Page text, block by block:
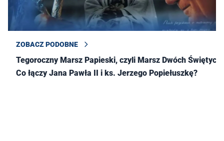
ZOBACZ PODOBNE
Tegoroczny Marsz Papieski, czyli Marsz Dwóch Świętych.
Co łączy Jana Pawła II i ks. Jerzego Popiełuszkę?